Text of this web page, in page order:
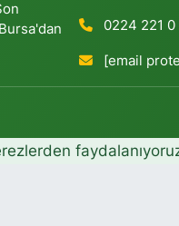
0224 221
[email